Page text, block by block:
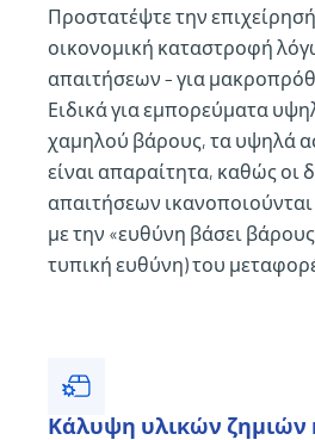
Προστατέψτε την
οικονομική καταστροφή
απαιτήσεων – για
Ειδικά για εμπορεύματα
χαμηλού βάρους, τα υψηλά
είναι απαραίτητα, καθώς οι
απαιτήσεων ικανοποιούνται
με την «ευθύνη βάσει
τυπική ευθύνη) του
Κάλυψη υλικών ζημιών